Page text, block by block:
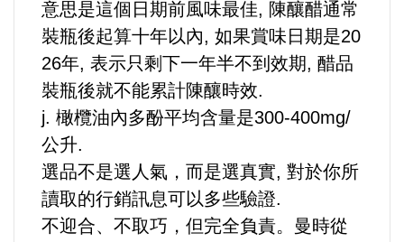
好人好事/人物介紹
意思是這個日期前風味最佳, 陳釀醋通常
裝瓶後起算十年以內, 如果賞味日期是20
26年, 表示只剩下一年半不到效期, 醋品
裝瓶後就不能累計陳釀時效.
j. 橄欖油內多酚平均含量是300-400mg/
公升.
選品不是選人氣，而是選真實, 對於你所
讀取的行銷訊息可以多些驗證.
不迎合、不取巧，但完全負責。曼時從